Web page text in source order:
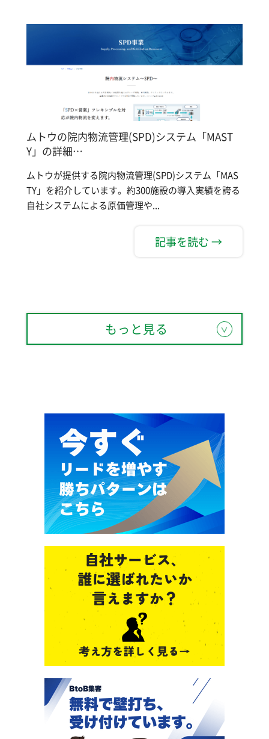
ムトウの院内物流管理(SPD)システム「MAST
Y」の詳細…
ムトウが提供する院内物流管理(SPD)システム「MAS
TY」を紹介しています。約300施設の導入実績を誇る
自社システムによる原価管理や...
記事を読む →
もっと見る